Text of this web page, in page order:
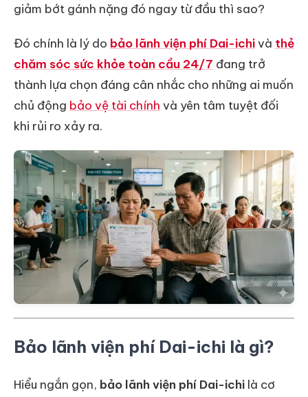
giảm bớt gánh nặng đó ngay từ đầu thì sao?
Đó chính là lý do bảo lãnh viện phí Dai-ichivà thẻ
chăm sóc sức khỏe toàn cầu 24/7 đang trở
thành lựa chọn đáng cân nhắc cho những ai muốn
chủ động bảo vệ tài chính và yên tâm tuyệt đối
khi rủi ro xảy ra.
Bảo lãnh viện phí Dai-ichi là gì?
Hiểu ngắn gọn, bảo lãnh viện phí Dai-ichi là cơ